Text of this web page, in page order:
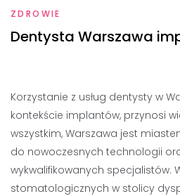
ZDROWIE
Dentysta Warszawa
Korzystanie z usług dentysty w
kontekście implantów, przynosi
wszystkim, Warszawa jest
do nowoczesnych technologii
wykwalifikowanych specjalistów.
stomatologicznych w stolicy